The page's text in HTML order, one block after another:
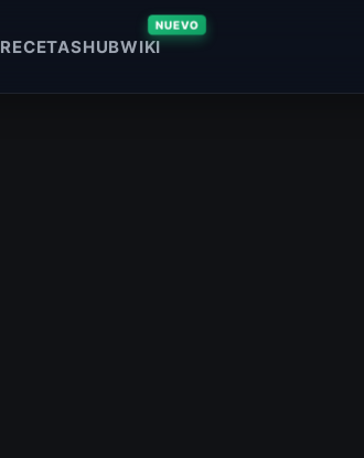
RECETASHUBWIKI
NUEVO